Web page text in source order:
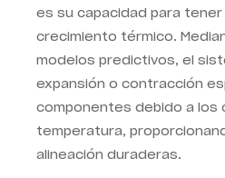
es su capacidad para
crecimiento térmico.
modelos predictivos, el
expansión o contracción
componentes debido a los
temperatura,
alineación duraderas.